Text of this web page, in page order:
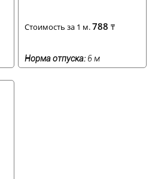
Стоимость за 1 м.788₸
Норма отпуска: 6 м